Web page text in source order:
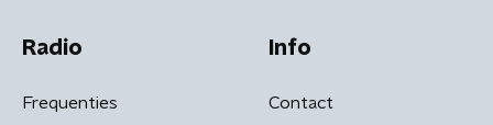
Radio
Frequenties
Info
Contact